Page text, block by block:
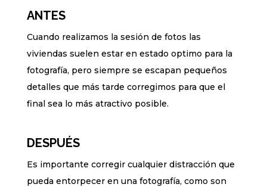
ANTES
Cuando realizamos la sesión de fotos las
viviendas suelen estar en estado optimo para la
fotografía, pero siempre se escapan pequeños
detalles que más tarde corregimos para que el
final sea lo más atractivo posible.
DESPUÉS
Es importante corregir cualquier distracción que
pueda entorpecer en una fotografía, como son